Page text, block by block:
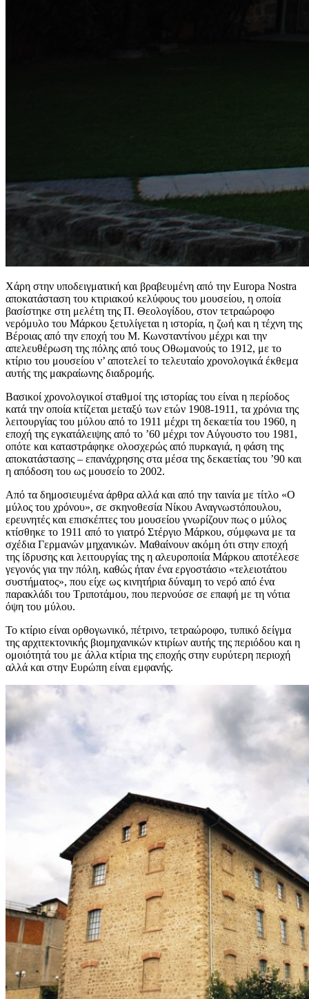
Χάρη στην υποδειγματική και βραβευμένη από την Europa Nostra
αποκατάσταση του κτιριακού κελύφους του μουσείου, η οποία
βασίστηκε στη μελέτη της Π. Θεολογίδου, στον τετραώροφο
νερόμυλο του Μάρκου ξετυλίγεται η ιστορία, η ζωή και η τέχνη της
Βέροιας από την εποχή του Μ. Κωνσταντίνου μέχρι και την
απελευθέρωση της πόλης από τους Οθωμανούς το 1912, με το
κτίριο του μουσείου ν’ αποτελεί το τελευταίο χρονολογικά έκθεμα
αυτής της μακραίωνης διαδρομής.
Βασικοί χρονολογικοί σταθμοί της ιστορίας του είναι η περίοδος
κατά την οποία κτίζεται μεταξύ των ετών 1908-1911, τα χρόνια της
λειτουργίας του μύλου από το 1911 μέχρι τη δεκαετία του 1960, η
εποχή της εγκατάλειψης από το ’60 μέχρι τον Αύγουστο του 1981,
οπότε και καταστράφηκε ολοσχερώς από πυρκαγιά, η φάση της
αποκατάστασης – επανάχρησης στα μέσα της δεκαετίας του ’90 και
η απόδοση του ως μουσείο το 2002.
Από τα δημοσιευμένα άρθρα αλλά και από την ταινία με τίτλο «O
μύλος του χρόνου», σε σκηνοθεσία Νίκου Αναγνωστόπουλου,
ερευνητές και επισκέπτες του μουσείου γνωρίζουν πως ο μύλος
κτίσθηκε το 1911 από το γιατρό Στέργιο Μάρκου, σύμφωνα με τα
σχέδια Γερμανών μηχανικών. Μαθαίνουν ακόμη ότι στην εποχή
της ίδρυσης και λειτουργίας της η αλευροποιία Μάρκου αποτέλεσε
γεγονός για την πόλη, καθώς ήταν ένα εργοστάσιο «τελειοτάτου
συστήματος», που είχε ως κινητήρια δύναμη το νερό από ένα
παρακλάδι του Τριποτάμου, που περνούσε σε επαφή με τη νότια
όψη του μύλου.
Το κτίριο είναι ορθογωνικό, πέτρινο, τετραώροφο, τυπικό δείγμα
της αρχιτεκτονικής βιομηχανικών κτιρίων αυτής της περιόδου και η
ομοιότητά του με άλλα κτίρια της εποχής στην ευρύτερη περιοχή
αλλά και στην Ευρώπη είναι εμφανής.